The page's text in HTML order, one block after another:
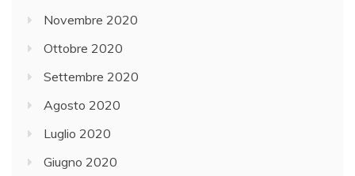
Novembre 2020
Ottobre 2020
Settembre 2020
Agosto 2020
Luglio 2020
Giugno 2020